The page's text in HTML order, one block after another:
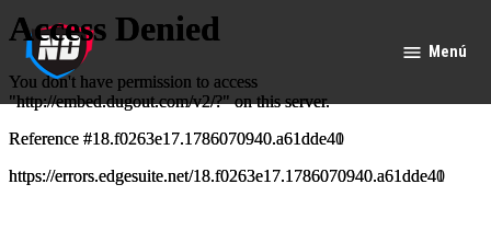
Saltar
al
contenido
Deportes
Menú